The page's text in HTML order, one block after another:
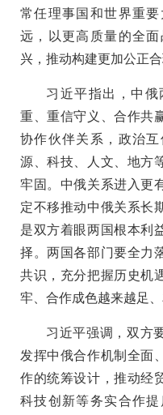
常任理事国和世界重
远，以更高质量的全
兴，推动构建更加公正
习近平指出，中
重、重信守义、合作共
协作伙伴关系，政治
源、科技、人文、地方
牢固。中俄关系进入更
定不移推动中俄关系长
是双方着眼两国根本利
择。两国各部门要全力
共识，充分把握历史机
牢、合作成色越来越足
习近平强调，双方
发挥中俄合作机制全面
作的统筹设计，推动经
科技创新等务实合作